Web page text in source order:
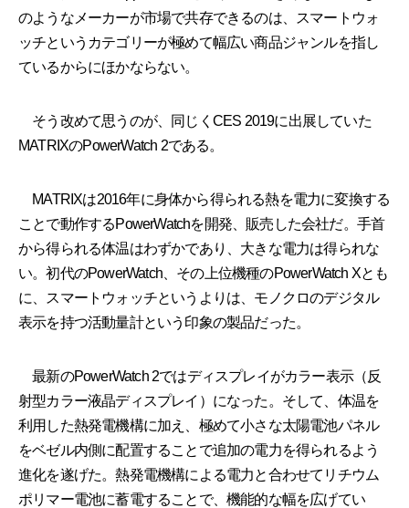
のようなメーカーが市場で共存できるのは、スマートウォ
ッチというカテゴリーが極めて幅広い商品ジャンルを指し
ているからにほかならない。
そう改めて思うのが、同じくCES 2019に出展していた
MATRIXのPowerWatch 2である。
MATRIXは2016年に身体から得られる熱を電力に変換する
ことで動作するPowerWatchを開発、販売した会社だ。手首
から得られる体温はわずかであり、大きな電力は得られな
い。初代のPowerWatch、その上位機種のPowerWatch Xとも
に、スマートウォッチというよりは、モノクロのデジタル
表示を持つ活動量計という印象の製品だった。
最新のPowerWatch 2ではディスプレイがカラー表示（反
射型カラー液晶ディスプレイ）になった。そして、体温を
利用した熱発電機構に加え、極めて小さな太陽電池パネル
をベゼル内側に配置することで追加の電力を得られるよう
進化を遂げた。熱発電機構による電力と合わせてリチウム
ポリマー電池に蓄電することで、機能的な幅を広げてい